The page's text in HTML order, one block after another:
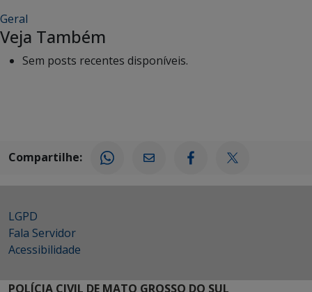
Geral
Veja Também
Sem posts recentes disponíveis.
Compartilhe:
LGPD
Fala Servidor
Acessibilidade
POLÍCIA CIVIL DE MATO GROSSO DO SUL